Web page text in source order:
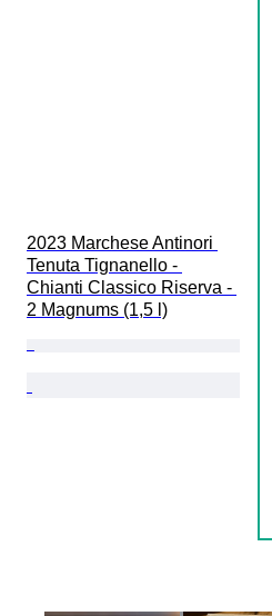
2023 Marchese Antinori
Tenuta Tignanello -
Chianti Classico Riserva -
2 Magnums (1,5 l)